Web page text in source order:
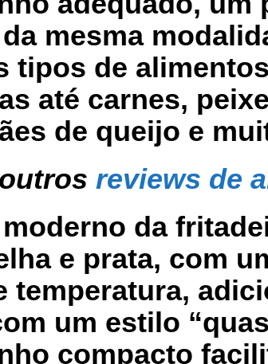
mesma
tipos de
até carnes,
de queijo e
reviews de
da
e prata, com
temperatura,
um estilo
compacto